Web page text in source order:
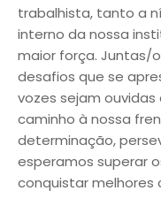
trabalhista, tanto a
interno da nossa
maior força. Juntas/
desafios que se
vozes sejam
caminho à nossa
determinação,
esperamos superar
conquistar melhores